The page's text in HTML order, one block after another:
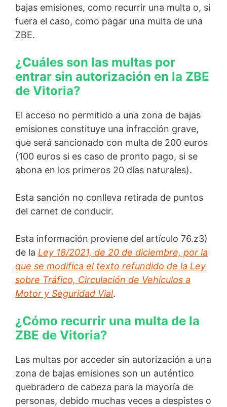
bajas emisiones, como recurrir una multa o, si
fuera el caso, como pagar una multa de una
ZBE.
¿Cuáles son las multas por
entrar sin autorización en la ZBE
de Vitoria?
El acceso no permitido a una zona de bajas
emisiones constituye una infracción grave,
que será sancionado con multa de 200 euros
(100 euros si es caso de pronto pago, si se
abona en los primeros 20 días naturales).
Esta sanción no conlleva retirada de puntos
del carnet de conducir.
Esta información proviene del artículo 76.z3)
de la Ley 18/2021, de 20 de diciembre, por la
que se modifica el texto refundido de la Ley
sobre Tráfico, Circulación de Vehículos a
Motor y Seguridad Vial.
¿Cómo recurrir una multa de la
ZBE de Vitoria?
Las multas por acceder sin autorización a una
zona de bajas emisiones son un auténtico
quebradero de cabeza para la mayoría de
personas, debido muchas veces a despistes o